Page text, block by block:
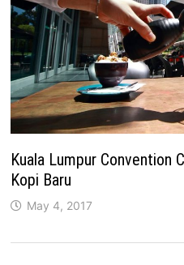
Kuala Lumpur Convention
Kopi Baru
May 4, 2017